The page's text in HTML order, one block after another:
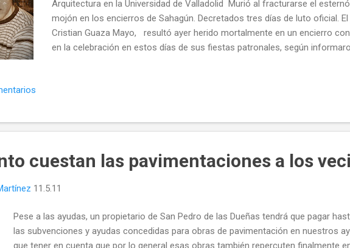
Arquitectura en la Universidad de Valladolid Murió al fracturarse el
mojón en los encierros de Sahagún. Decretados tres días de luto oficial.
Cristian Guaza Mayo, resultó ayer herido mortalmente en un encierro
en la celebración en estos días de sus fiestas patronales, según
desde donde se solicitó la activación de un helicóptero medicalizado
por la gravedad de las heridas. El suceso tuvo lugar a las 19h27, poco
el encierro a la altu...
cuestan las pavimentaciones a los
11.5.11
Pese a las ayudas, un propietario de San Pedro de las Dueñas tendrá que pagar
las subvenciones y ayudas concedidas para obras de pavimentación en nuestros
que tener en cuenta que por lo general esas obras también repercuten finalmente